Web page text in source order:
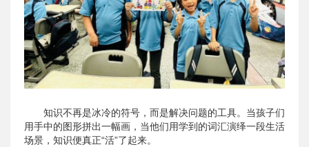
知识不再是冰冷的符号，而是解决问题的工具。当孩子们
用手中的图形拼出一幅画，当他们用学到的词汇演绎一段生活
场景，知识便真正“活”了起来。